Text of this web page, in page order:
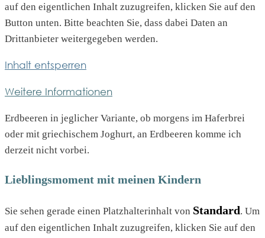
auf den eigentlichen Inhalt zuzugreifen, klicken Sie auf den
Button unten. Bitte beachten Sie, dass dabei Daten an
Drittanbieter weitergegeben werden.
Inhalt entsperren
Weitere Informationen
Erdbeeren in jeglicher Variante, ob morgens im Haferbrei
oder mit griechischem Joghurt, an Erdbeeren komme ich
derzeit nicht vorbei.
Lieblingsmoment mit meinen Kindern
Sie sehen gerade einen Platzhalterinhalt von Standard. Um
auf den eigentlichen Inhalt zuzugreifen, klicken Sie auf den